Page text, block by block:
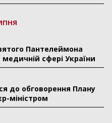
Пантелеймона
сфері України
до обговорення Плану
міністром